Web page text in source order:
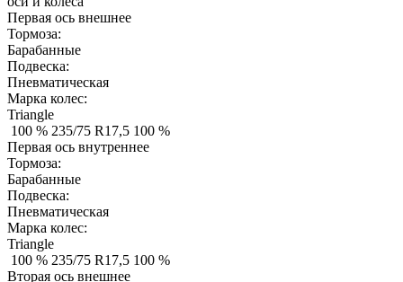
Первая ось внешнее
Тормоза:
Барабанные
Подвеска:
Пневматическая
Марка колес:
Triangle
100 % 235/75 R17,5 100 %
Первая ось внутреннее
Тормоза:
Барабанные
Подвеска:
Пневматическая
Марка колес:
Triangle
100 % 235/75 R17,5 100 %
Вторая ось внешнее